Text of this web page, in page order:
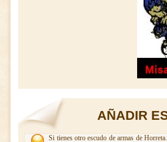
AÑADIR
Si tienes otro escudo de armas de